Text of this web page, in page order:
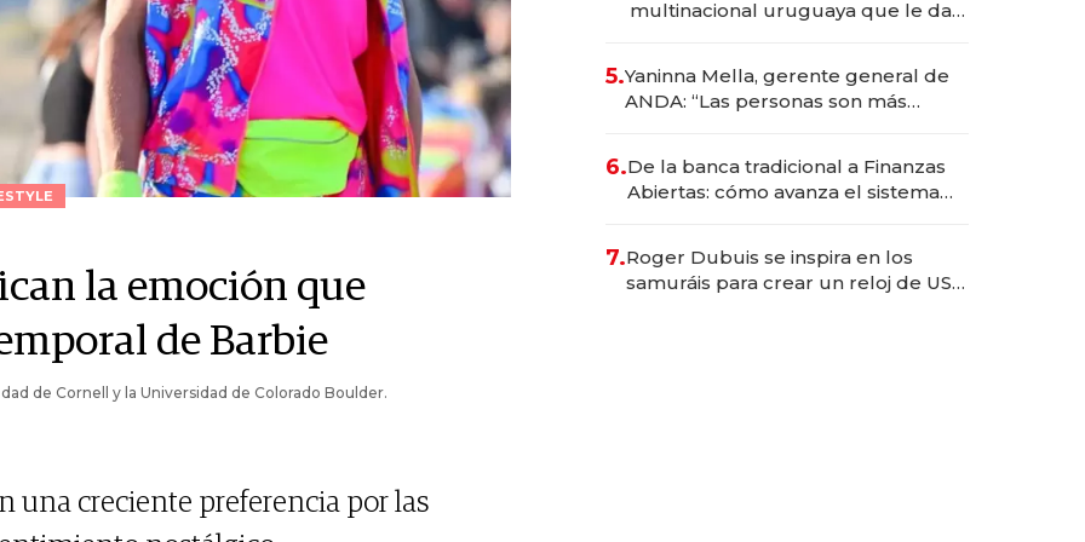
la emoción que
de Barbie
de Cornell y la Universidad de Colorado Boulder.
una creciente preferencia por las
multinacional uruguaya que le da
5.Yaninna Mella, gerente general de
ANDA: “Las personas son más
6.De la banca tradicional a Finanzas
Abiertas: cómo avanza el sistema
7.Roger Dubuis se inspira en los
samuráis para crear un reloj de US$